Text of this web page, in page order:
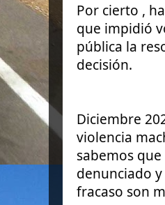
Por cierto ,
que impidió
pública la
decisión.
Diciembre
violencia
sabemos
denunciado
fracaso son